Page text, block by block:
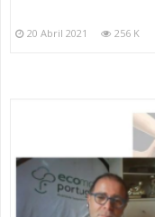
20 Abril 2021 256 K